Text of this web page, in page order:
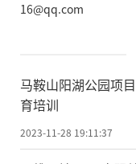
16@qq.com
马鞍山阳湖公园项
育培训
2023-11-28 19:11:37